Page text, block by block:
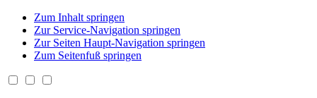
Zum Inhalt springen
Zur Service-Navigation springen
Zur Seiten Haupt-Navigation springen
Zum Seitenfuß springen